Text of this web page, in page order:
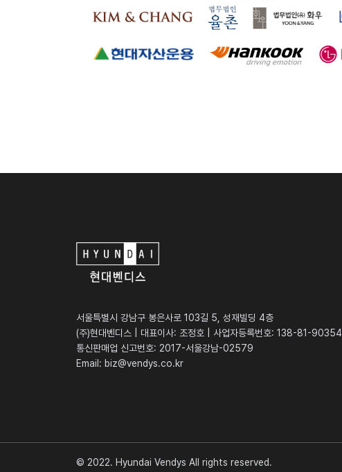
서울특별시 강남구 봉은사로 103길 5, 성재빌딩 4층
(주)현대벤디스 | 대표이사: 조정호 | 사업자등록번호: 138-81-90354
통신판매업 신고번호: 2017-서울강남-02579
Email: biz@vendys.co.kr
© 2022. Hyundai Vendys All rights reserved.